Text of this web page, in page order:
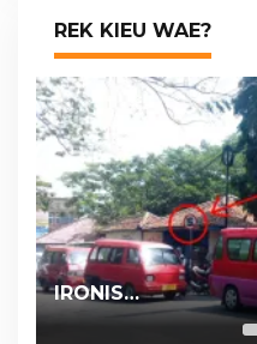
REK KIEU WAE?
IRONIS…